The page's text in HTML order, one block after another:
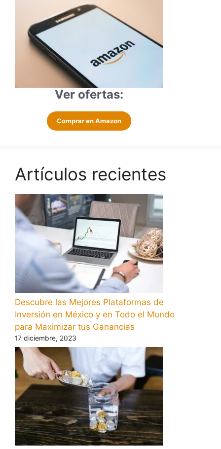
Ver ofertas:
Comprar en Amazon
Artículos recientes
Descubre las Mejores Plataformas de
Inversión en México y en Todo el Mundo
para Maximizar tus Ganancias
17 diciembre, 2023